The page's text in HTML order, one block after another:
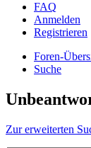
FAQ
Anmelden
Registrieren
Foren-
Suche
Zur erweiterten